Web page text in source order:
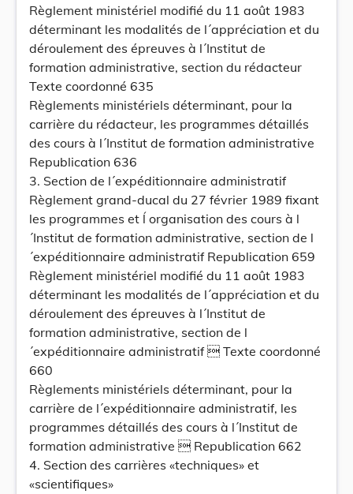
Règlement ministériel modifié du 11 août 1983
déterminant les modalités de l´appréciation et du
déroulement des épreuves à l´Institut de
formation administrative, section du rédacteur
Texte coordonné 635
Règlements ministériels déterminant, pour la
carrière du rédacteur, les programmes détaillés
des cours à l´Institut de formation administrative
Republication 636
3. Section de l´expéditionnaire administratif
Règlement grand-ducal du 27 février 1989 fixant
les programmes et ĺ organisation des cours à l
´Institut de formation administrative, section de l
´expéditionnaire administratif Republication 659
Règlement ministériel modifié du 11 août 1983
déterminant les modalités de l´appréciation et du
déroulement des épreuves à l´Institut de
formation administrative, section de l
´expéditionnaire administratif  Texte coordonné
660
Règlements ministériels déterminant, pour la
carrière de l´expéditionnaire administratif, les
programmes détaillés des cours à l´Institut de
formation administrative  Republication 662
4. Section des carrières «techniques» et
«scientifiques»